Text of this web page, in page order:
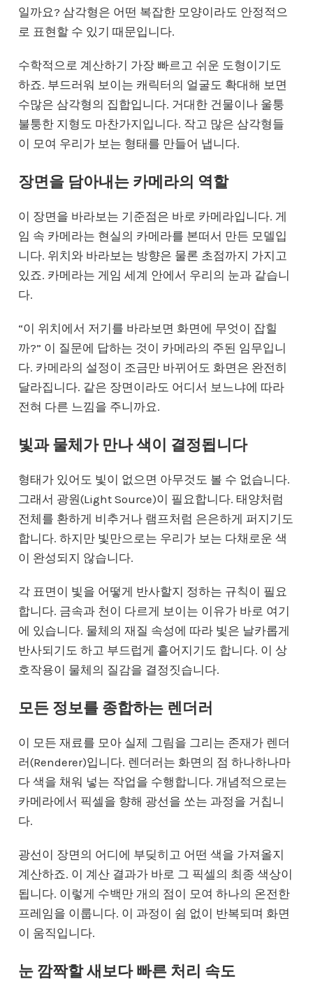
일까요? 삼각형은 어떤 복잡한 모양이라도 안정적으
로 표현할 수 있기 때문입니다.
수학적으로 계산하기 가장 빠르고 쉬운 도형이기도
하죠. 부드러워 보이는 캐릭터의 얼굴도 확대해 보면
수많은 삼각형의 집합입니다. 거대한 건물이나 울퉁
불퉁한 지형도 마찬가지입니다. 작고 많은 삼각형들
이 모여 우리가 보는 형태를 만들어 냅니다.
장면을 담아내는 카메라의 역할
이 장면을 바라보는 기준점은 바로 카메라입니다. 게
임 속 카메라는 현실의 카메라를 본떠서 만든 모델입
니다. 위치와 바라보는 방향은 물론 초점까지 가지고
있죠. 카메라는 게임 세계 안에서 우리의 눈과 같습니
다.
“이 위치에서 저기를 바라보면 화면에 무엇이 잡힐
까?” 이 질문에 답하는 것이 카메라의 주된 임무입니
다. 카메라의 설정이 조금만 바뀌어도 화면은 완전히
달라집니다. 같은 장면이라도 어디서 보느냐에 따라
전혀 다른 느낌을 주니까요.
빛과 물체가 만나 색이 결정됩니다
형태가 있어도 빛이 없으면 아무것도 볼 수 없습니다.
그래서 광원(Light Source)이 필요합니다. 태양처럼
전체를 환하게 비추거나 램프처럼 은은하게 퍼지기도
합니다. 하지만 빛만으로는 우리가 보는 다채로운 색
이 완성되지 않습니다.
각 표면이 빛을 어떻게 반사할지 정하는 규칙이 필요
합니다. 금속과 천이 다르게 보이는 이유가 바로 여기
에 있습니다. 물체의 재질 속성에 따라 빛은 날카롭게
반사되기도 하고 부드럽게 흩어지기도 합니다. 이 상
호작용이 물체의 질감을 결정짓습니다.
모든 정보를 종합하는 렌더러
이 모든 재료를 모아 실제 그림을 그리는 존재가 렌더
러(Renderer)입니다. 렌더러는 화면의 점 하나하나마
다 색을 채워 넣는 작업을 수행합니다. 개념적으로는
카메라에서 픽셀을 향해 광선을 쏘는 과정을 거칩니
다.
광선이 장면의 어디에 부딪히고 어떤 색을 가져올지
계산하죠. 이 계산 결과가 바로 그 픽셀의 최종 색상이
됩니다. 이렇게 수백만 개의 점이 모여 하나의 온전한
프레임을 이룹니다. 이 과정이 쉼 없이 반복되며 화면
이 움직입니다.
눈 깜짝할 새보다 빠른 처리 속도